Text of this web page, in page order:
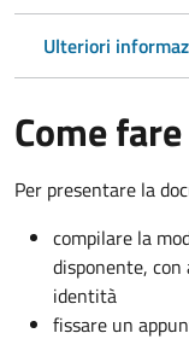
Ulteriori
Come fare
Per presentare la
compilare la
disponente,
identità
fissare un